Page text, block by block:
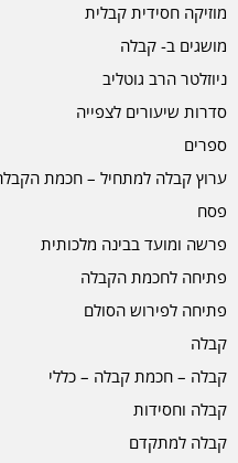
מוזיקה חסידית קבלית
מושגים ב- קבלה
ניוזלטר הרב גוטליב
סדרות שיעורים לצפייה
ספרים
ערוץ קבלה למתחיל – חכמת
פסח
פרשה ומועד בבינה מלכותית
פתיחה לחכמת הקבלה
פתיחה לפירוש הסולם
קבלה
קבלה – חכמת קבלה – כללי
קבלה וחסידות
קבלה למתקדם